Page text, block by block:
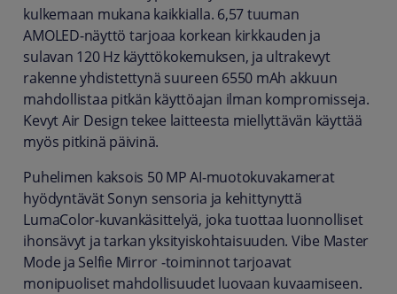
kulkemaan mukana kaikkialla. 6,57 tuuman
AMOLED‑näyttö tarjoaa korkean kirkkauden ja
sulavan 120 Hz käyttökokemuksen, ja ultrakevyt
rakenne yhdistettynä suureen 6550 mAh akkuun
mahdollistaa pitkän käyttöajan ilman kompromisseja.
Kevyt Air Design tekee laitteesta miellyttävän käyttää
myös pitkinä päivinä.
Puhelimen kaksois 50 MP AI‑muotokuvakamerat
hyödyntävät Sonyn sensoria ja kehittynyttä
LumaColor‑kuvankäsittelyä, joka tuottaa luonnolliset
ihonsävyt ja tarkan yksityiskohtaisuuden. Vibe Master
Mode ja Selfie Mirror ‑toiminnot tarjoavat
monipuoliset mahdollisuudet luovaan kuvaamiseen.